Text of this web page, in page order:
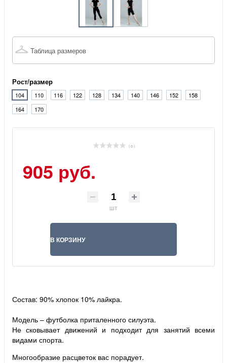
Таблица размеров
Рост/размер
104 110 116 122 128 134 140 146 152
158
164
170
( 0 )
905 руб.
шт
В КОРЗИНУ
Состав: 90% хлопок 10% лайкра.
Модель – футболка приталенного силуэта.
Не сковывает движений и подходит для занятий всеми
видами спорта.
Многообразие расцветок вас порадует.